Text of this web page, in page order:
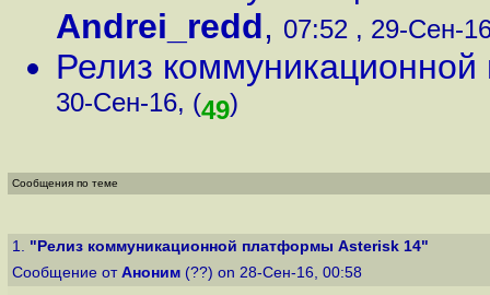
Andrei_redd, 07:52 , 29-Сен-
Релиз
30-Сен-16, (49)
Сообщения по теме
1. "Релиз коммуникационной платформы Asterisk 14"
Сообщение от Аноним (??) on 28-Сен-16, 00:58